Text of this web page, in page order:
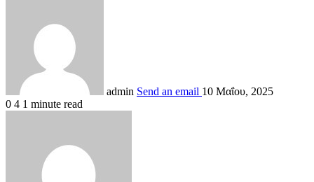
admin Send an email 10 Μαΐου, 2025
0 4 1 minute read